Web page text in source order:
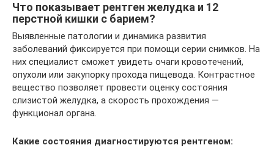
Что показывает рентген желудка и 12
перстной кишки с барием?
Выявленные патологии и динамика развития
заболеваний фиксируется при помощи серии снимков. На
них специалист сможет увидеть очаги кровотечений,
опухоли или закупорку прохода пищевода. Контрастное
вещество позволяет провести оценку состояния
слизистой желудка, а скорость прохождения —
функционал органа.
Какие состояния диагностируются рентгеном: